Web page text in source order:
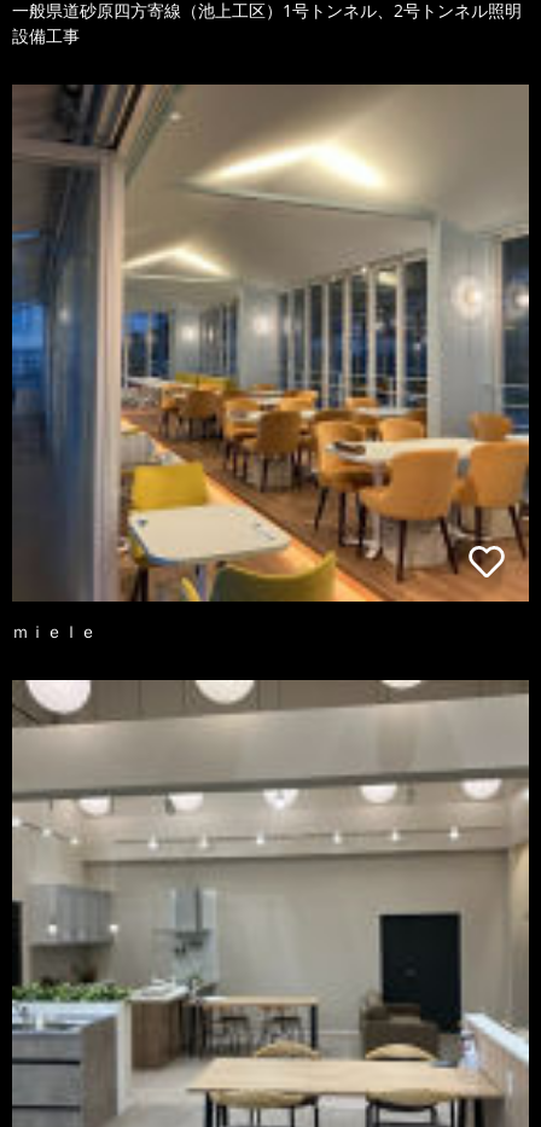
一般県道砂原四方寄線（池上工区）1号トンネル、2号トンネル照明
設備工事
ｍｉｅｌｅ